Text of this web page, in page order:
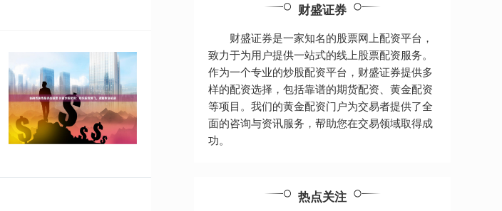
财盛证券
财盛证券是一家知名的股票网上配资平台，
致力于为用户提供一站式的线上股票配资服务。
作为一个专业的炒股配资平台，财盛证券提供多
样的配资选择，包括靠谱的期货配资、黄金配资
等项目。我们的黄金配资门户为交易者提供了全
面的咨询与资讯服务，帮助您在交易领域取得成
功。
热点关注